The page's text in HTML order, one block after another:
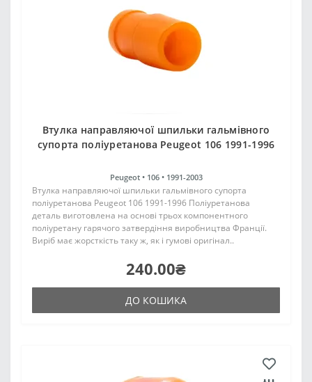
Втулка направляючої шпильки гальмівного
супорта поліуретанова Peugeot 106 1991-1996
Peugeot • 106 • 1991-2003
Втулка направляючої шпильки гальмівного супорта
поліуретанова Peugeot 106 1991-1996 Поліуретанова
деталь виготовлена на основі трьох компонентного
поліуретану гарячого затвердіння виробництва Франції.
Виріб має жорсткість таку ж, як і гумові оригінал..
240.00₴
ДО КОШИКА